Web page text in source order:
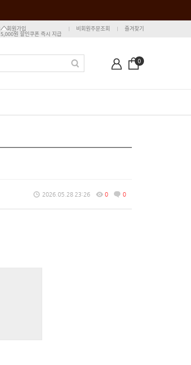
회원가입
5,000원 할인쿠폰 즉시 지급
비회원주문조회 즐겨찾기
0
2026.05.28 23:26 0 0